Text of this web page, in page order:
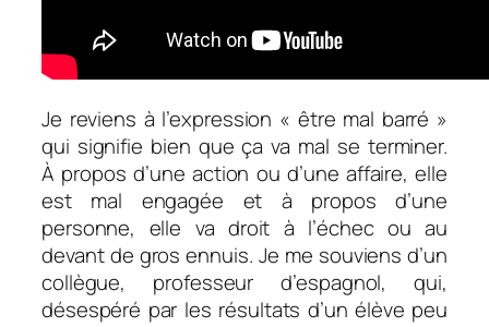
Je reviens à l’expression « être mal barré »
qui signifie bien que ça va mal se terminer.
À propos d’une action ou d’une affaire, elle
est mal engagée et à propos d’une
personne, elle va droit à l’échec ou au
devant de gros ennuis. Je me souviens d’un
collègue, professeur d’espagnol, qui,
désespéré par les résultats d’un élève peu